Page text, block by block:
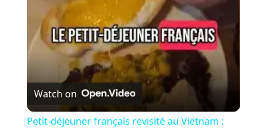
a
y
V
i
Watch on
Petit-déjeuner français revisité au Vietnam :